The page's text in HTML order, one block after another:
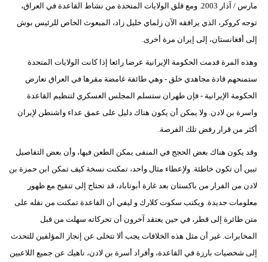
مارس / آذار 2003. ومع قلق الولايات المتحدة من نشاط القاعدة في العراق،
توجه كروكر، الذي يرافقه الآن زلماي خليل زاد، المبعوث الخاص للرئيس بوش
إلى أفغانستان، إلى إيران مرة أخرى.
وهذه المرة قدمت الحكومة الإيرانية عرضا رائعا إذا كانت الولايات المتحدة
ستمنحهم قادة مجاهدي خلق - وهي طائفة غامضة مقرها في العراق تعارض
الحكومة الإيرانية - فإن طهران ستسلم المجلس العسكري لتنظيم القاعدة
واسرة بن لادن. ولا يمكن أن يكون هناك دليل على عمق عداء واشنطن لإيران
أكثر من قرار رفض تلك الفرصة.
وقد يكون هناك بعض الحجج في المنفى يمكن الطعن فيها، وأن بعض التفاصيل
تبين أن تكون خاطئة. ولإعطاء مثال واحد، تمكنت نسخة كيف تمكن ابن حمزة بن
لادن من الفرار من باكستان بعد غارة أبوتاباد، قد تحتاج إلى تنقيح مع ظهور
معلومات جديدة. ويكتب سكوت كلارك و ليفي أن القاعدة تمكنت من نقله على
متن طائرة إلى قطر، في حين يعتقد آخرون أن تحركاته سهلت من قبل
المخابرات. غير أن مثل هذه الخلافات يجب ألا تتخلى عن إنجاز المؤلفين للتحدث
إلى شخصيات بارزة في القاعدة، وأفراد أسرة بن لادن، ناهيك عن جميع اللاعبين